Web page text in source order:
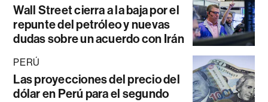
Wall Street cierra a la baja por el
repunte del petróleo y nuevas
dudas sobre un acuerdo con Irán
PERÚ
Las proyecciones del precio del
dólar en Perú para el segundo